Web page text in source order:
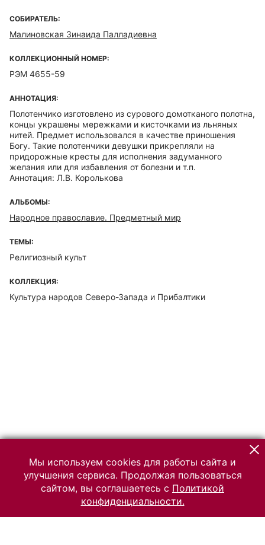
СОБИРАТЕЛЬ:
Малиновская Зинаида Палладиевна
КОЛЛЕКЦИОННЫЙ НОМЕР:
РЭМ 4655-59
АННОТАЦИЯ:
Полотенчико изготовлено из сурового домотканого полотна,
концы украшены мережками и кисточками из льняных
нитей. Предмет использовался в качестве приношения
Богу. Такие полотенчики девушки прикрепляли на
придорожные кресты для исполнения задуманного
желания или для избавления от болезни и т.п.
Аннотация: Л.В. Королькова
АЛЬБОМЫ:
Народное православие. Предметный мир
ТЕМЫ:
Религиозный культ
КОЛЛЕКЦИЯ:
Культура народов Северо-Запада и Прибалтики
Мы используем cookies для работы сайта и
улучшения сервиса. Продолжая пользоваться
сайтом, вы соглашаетесь с Политикой
конфиденциальности.